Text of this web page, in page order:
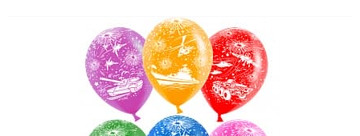
Корзина
Избранное